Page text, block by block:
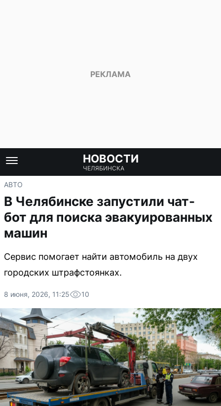
НОВОСТИ
ЧЕЛЯБИНСКА
АВТО
В Челябинске запустили чат-
бот для поиска эвакуированных
машин
Сервис помогает найти автомобиль на двух
городских штрафстоянках.
8 июня, 2026, 11:25 10